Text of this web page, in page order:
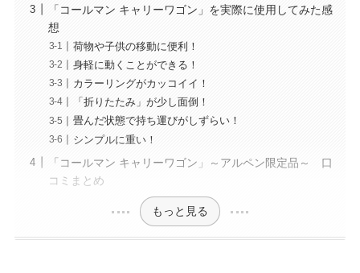
「コールマン キャリーワゴン」を実際に使用してみた感
想
荷物や子供の移動に便利！
身軽に動くことができる！
カラーリングがカッコイイ！
「折りたたみ」が少し面倒！
畳んだ状態で持ち運びがしずらい！
シンプルに重い！
「コールマン キャリーワゴン」～アルペン限定品～ 口
コミまとめ
もっと見る